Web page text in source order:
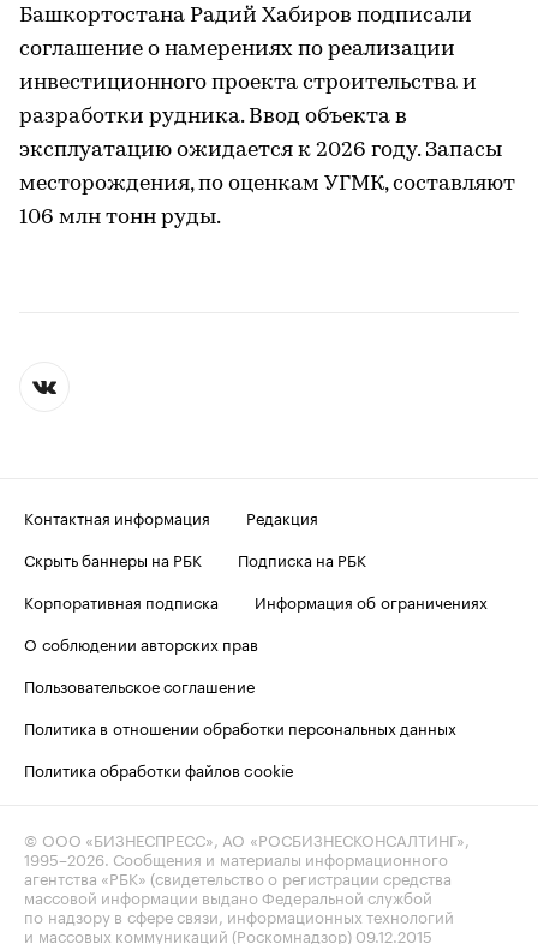
Башкортостана Радий Хабиров подписали
соглашение о намерениях по реализации
инвестиционного проекта строительства и
разработки рудника. Ввод объекта в
эксплуатацию ожидается к 2026 году. Запасы
месторождения, по оценкам УГМК, составляют
106 млн тонн руды.
Контактная информация
Редакция
Скрыть баннеры на РБК
Подписка на РБК
Корпоративная подписка
Информация об ограничениях
О соблюдении авторских прав
Пользовательское соглашение
Политика в отношении обработки персональных данных
Политика обработки файлов cookie
© ООО «БИЗНЕСПРЕСС», АО «РОСБИЗНЕСКОНСАЛТИНГ»,
1995–2026 . Сообщения и материалы информационного
агентства «РБК» (свидетельство о регистрации средства
массовой информации выдано Федеральной службой
по надзору в сфере связи, информационных технологий
и массовых коммуникаций (Роскомнадзор) 09.12.2015